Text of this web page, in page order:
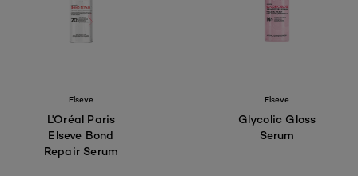
Elseve
L'Oréal Paris
Elseve Bond
Repair Serum
Elseve
Glycolic Gloss
Serum